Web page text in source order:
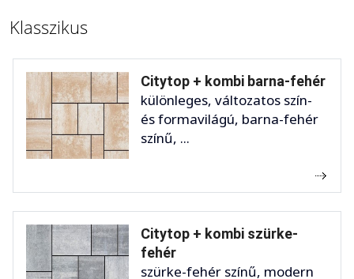
Klasszikus
Citytop + kombi barna-fehér
különleges, változatos szín-
és formavilágú, barna-fehér
színű, ...
Citytop + kombi szürke-
fehér
szürke-fehér színű, modern